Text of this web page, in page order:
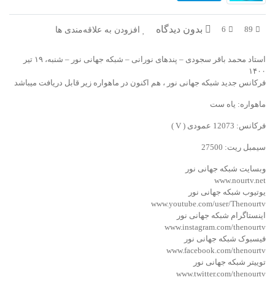
اسماء الحسنی
تدبر در قرآن
دریچه
نردبان آسمان
89
6 بدون دیدگاه افزودن به علاقه‌مندی ها
استاد محمد باقر سجودی – پندهای نورانی – شبکه جهانی نور – شنبه، ۱۹ تیر
۱۴۰۰
فرکانس جدید شبکه جهانی نور ، هم اکنون در ماهواره زیر قابل دریافت میباشد
ماهواره: یاه ست
فرکانس: 12073 عمودی ( V )
سیمبل ریت: 27500
وبسایت شبکه جهانی نور
www.nourtv.net
یوتیوب شبکه جهانی نور
www.youtube.com/user/Thenourtv
اینستاگرام شبکه جهانی نور
www.instagram.com/thenourtv
فیسبوک شبکه جهانی نور
www.facebook.com/thenourtv
توییتر شبکه جهانی نور
www.twitter.com/thenourtv